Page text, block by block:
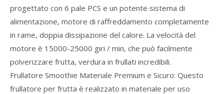
progettato con 6 pale PCS e un potente sistema di
alimentazione, motore di raffreddamento completamente
in rame, doppia dissipazione del calore. La velocità del
motore è 15000-25000 giri / min, che può facilmente
polverizzare frutta, verdura in frullati incredibili.
Frullatore Smoothie Materiale Premium e Sicuro: Questo
frullatore per frutta è realizzato in materiale per uso